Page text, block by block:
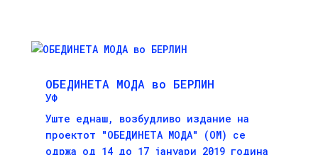
ОБЕДИНЕТА МОДА во БЕРЛИН
УФ
Уште еднаш, возбудливо издание на
проектот "ОБЕДИНЕТА МОДА" (OM) се
одржа од 14 до 17 јануари 2019 година